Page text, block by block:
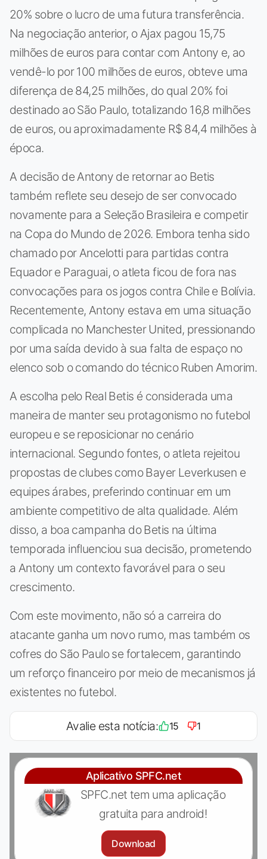
20% sobre o lucro de uma futura transferência.
Na negociação anterior, o Ajax pagou 15,75
milhões de euros para contar com Antony e, ao
vendê-lo por 100 milhões de euros, obteve uma
diferença de 84,25 milhões, do qual 20% foi
destinado ao São Paulo, totalizando 16,8 milhões
de euros, ou aproximadamente R$ 84,4 milhões à
época.
A decisão de Antony de retornar ao Betis
também reflete seu desejo de ser convocado
novamente para a Seleção Brasileira e competir
na Copa do Mundo de 2026. Embora tenha sido
chamado por Ancelotti para partidas contra
Equador e Paraguai, o atleta ficou de fora nas
convocações para os jogos contra Chile e Bolívia.
Recentemente, Antony estava em uma situação
complicada no Manchester United, pressionando
por uma saída devido à sua falta de espaço no
elenco sob o comando do técnico Ruben Amorim.
A escolha pelo Real Betis é considerada uma
maneira de manter seu protagonismo no futebol
europeu e se reposicionar no cenário
internacional. Segundo fontes, o atleta rejeitou
propostas de clubes como Bayer Leverkusen e
equipes árabes, preferindo continuar em um
ambiente competitivo de alta qualidade. Além
disso, a boa campanha do Betis na última
temporada influenciou sua decisão, prometendo
a Antony um contexto favorável para o seu
crescimento.
Com este movimento, não só a carreira do
atacante ganha um novo rumo, mas também os
cofres do São Paulo se fortalecem, garantindo
um reforço financeiro por meio de mecanismos já
existentes no futebol.
Avalie esta notícia: 15 1
Aplicativo SPFC.net
SPFC.net tem uma aplicação
gratuita para android!
Download